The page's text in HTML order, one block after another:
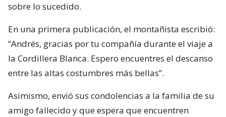
sobre lo sucedido.
En una primera publicación, el montañista escribió:
“Andrés, gracias por tu compañía durante el viaje a
la Cordillera Blanca. Espero encuentres el descanso
entre las altas costumbres más bellas”.
Asimismo, envió sus condolencias a la familia de su
amigo fallecido y que espera que encuentren